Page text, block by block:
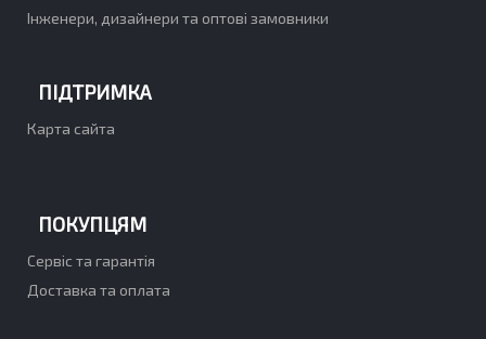
Інженери, дизайнери та оптові замовники
ПІДТРИМКА
Карта сайта
ПОКУПЦЯМ
Сервіс та гарантія
Доставка та оплата